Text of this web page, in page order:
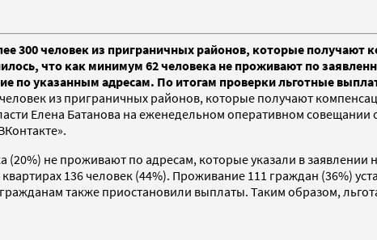
300 человек из приграничных районов, которые
что как минимум 62 человека не проживают по
по указанным адресам. По итогам проверки льготные
из приграничных районов, которые получают
Елена Батанова на еженедельном оперативном совещании
(20%) не проживают по адресам, которые указали в
136 человек (44%). Проживание 111 граждан (36%)
также приостановили выплаты. Таким образом,